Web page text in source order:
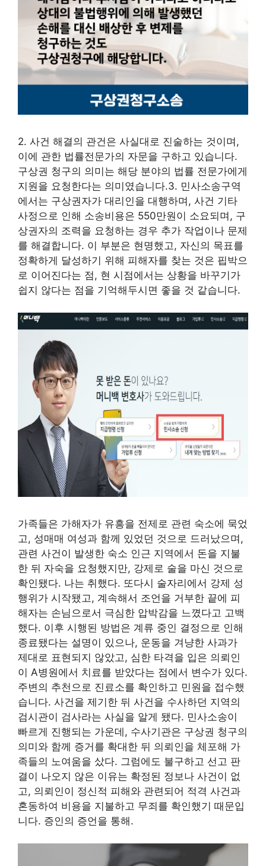
2. 사건 해결의 관건은 사실대로 진술하는 것이며,
이에 관한 법률전문가의 자문을 구하고 있습니다.
구상권 청구의 의미는 해당 분야의 법률 전문가에게
지원을 요청한다는 의미였습니다.3. 민사소송구역
에서는 구상권자가 대리인을 대행하며, 사건 기타
사정으로 인해 소송비용은 550만원이 소요되며, 구
상권자의 조력을 요청하는 경우 추가 작업이나 문제
를 해결합니다. 이 부분은 현명했고, 자신의 목표를
정확하게 달성하기 위해 피해자를 찾는 것은 핍박으
로 이어진다는 점, 현 시점에서는 상황을 바꾸기가
쉽지 않다는 점을 기억해두시면 좋을 것 같습니다.
가족들은 가해자가 유흥을 전제로 관련 숙소에 묵었
고, 성매매 여성과 함께 있었던 것으로 드러났으며,
관련 사건이 발생한 숙소 인근 지역에서 돈을 지불
한 뒤 자숙을 요청했지만, 강제로 술을 마신 것으로
확인됐다. 나는 취했다. 또다시 술자리에서 강제 성
행위가 시작됐고, 계속해서 조언을 거부한 끝에 피
해자는 손님으로서 극심한 압박감을 느꼈다고 고백
했다. 이후 시행된 방법은 계류 중인 결정으로 인해
종료됐다는 설명이 있으나, 운동을 겨냥한 사과가
제대로 표현되지 않았고, 심한 타격을 입은 의뢰인
이 A병원에서 치료를 받았다는 점에서 변수가 있다.
주변의 추천으로 진료소를 확인하고 민원을 접수했
습니다. 사건을 제기한 뒤 사건을 수사하던 지역의
검시관이 검사라는 사실을 알게 됐다. 민사소송이
빠르게 진행되는 가운데, 수사기관은 구상권 청구의
의미와 함께 증거를 확대한 뒤 의뢰인을 체포해 가
족들의 노여움을 샀다. 그럼에도 불구하고 선고 판
결이 나오지 않은 이유는 확정된 정보나 사건이 없
고, 의뢰인이 정신적 피해와 관련되어 적격 사건과
혼동하여 비용을 지불하고 무죄를 확인했기 때문입
니다. 증인의 증언을 통해.